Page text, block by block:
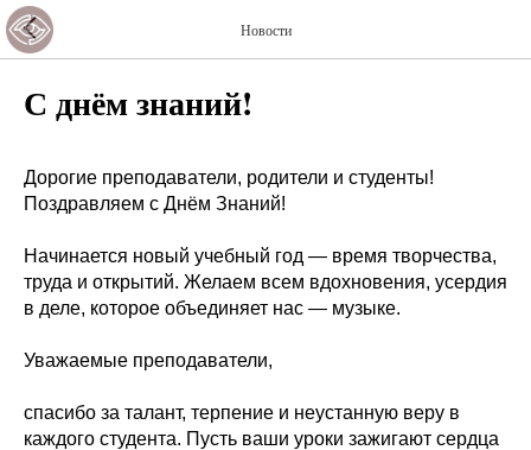
Новости
С днём знаний!
Дорогие преподаватели, родители и студенты!
Поздравляем с Днём Знаний!
Начинается новый учебный год — время творчества,
труда и открытий. Желаем всем вдохновения, усердия
в деле, которое объединяет нас — музыке.
Уважаемые преподаватели,
спасибо за талант, терпение и неустанную веру в
каждого студента. Пусть ваши уроки зажигают сердца